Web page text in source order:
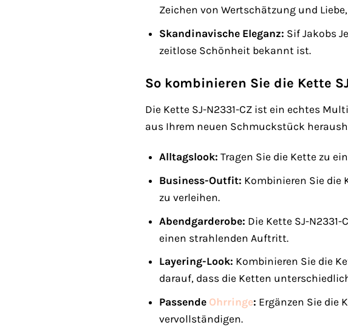
Zeichen von Wertschätzung und
Skandinavische Eleganz: Sif Jakobs
zeitlose Schönheit bekannt ist.
So kombinieren Sie die Kette
Die Kette SJ-N2331-CZ ist ein echtes
aus Ihrem neuen Schmuckstück
Alltagslook: Tragen Sie die Kette zu
Business-Outfit: Kombinieren Sie die
zu verleihen.
Abendgarderobe: Die Kette SJ-
einen strahlenden Auftritt.
Layering-Look: Kombinieren Sie die
darauf, dass die Ketten
Passende Ohrringe: Ergänzen Sie die
vervollständigen.